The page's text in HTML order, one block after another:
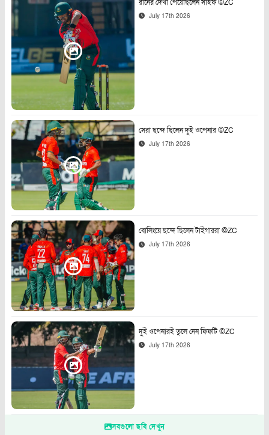
রানের দেখা পেয়েছিলেন সাইফ ©ZC
July 17th 2026
সেরা ছন্দে ছিলেন দুই ওপেনার ©ZC
July 17th 2026
বোলিংয়ে ছন্দে ছিলেন টাইগাররা ©ZC
July 17th 2026
দুই ওপেনারই তুলে নেন ফিফটি ©ZC
July 17th 2026
সবগুলো ছবি দেখুন